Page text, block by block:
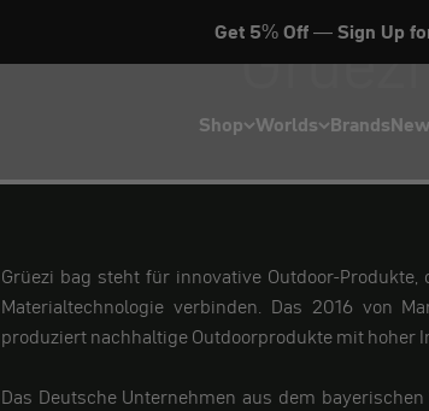
Get 5% Off — Sign Up
Shop Worlds Brands
Grüezi bag steht für innovative Outdoor-
Materialtechnologie verbinden. Das 2016 von
produziert nachhaltige Outdoorprodukte mit hoher
Das Deutsche Unternehmen aus dem